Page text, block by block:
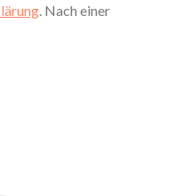
. Nach einer